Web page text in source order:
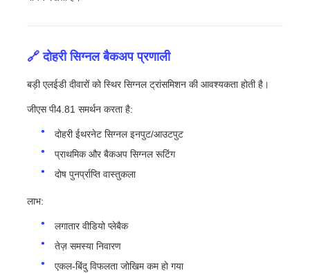
🔗 दोहरी सिग्नल बैकअप प्रणाली
बड़ी एलईडी दीवारों को स्थिर सिग्नल ट्रांसमिशन की आवश्यकता होती है।
जीएस पी4.81 समर्थन करता है:
दोहरी ईथरनेट सिग्नल इनपुट/आउटपुट
प्राथमिक और बैकअप सिग्नल रूटिंग
दोष पुनर्प्राप्ति वास्तुकला
लाभ:
लगातार वीडियो प्लेबैक
तेज़ समस्या निवारण
एकल-बिंदु विफलता जोखिम कम हो गया